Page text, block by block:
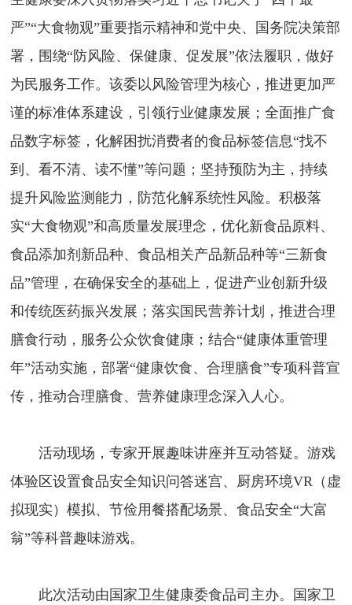
严”“大食物观”重要指示精神和党中央、国务院决策部
署，围绕“防风险、保健康、促发展”依法履职，做好
为民服务工作。该委以风险管理为核心，推进更加严
谨的标准体系建设，引领行业健康发展；全面推广食
品数字标签，化解困扰消费者的食品标签信息“找不
到、看不清、读不懂”等问题；坚持预防为主，持续
提升风险监测能力，防范化解系统性风险。积极落
实“大食物观”和高质量发展理念，优化新食品原料、
食品添加剂新品种、食品相关产品新品种等“三新食
品”管理，在确保安全的基础上，促进产业创新升级
和传统医药振兴发展；落实国民营养计划，推进合理
膳食行动，服务公众饮食健康；结合“健康体重管理
年”活动实施，部署“健康饮食、合理膳食”专项科普宣
传，推动合理膳食、营养健康理念深入人心。
活动现场，专家开展趣味讲座并互动答疑。游戏
体验区设置食品安全知识问答迷宫、厨房环境VR（虚
拟现实）模拟、节俭用餐搭配场景、食品安全“大富
翁”等科普趣味游戏。
此次活动由国家卫生健康委食品司主办。国家卫